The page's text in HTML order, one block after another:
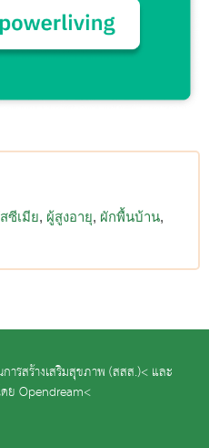
ซีเมีย ผู้สูงอายุ ผักพื้นบ้าน
รสร้างเสริมสุขภาพ (สสส.)< และ
ย Opendream<